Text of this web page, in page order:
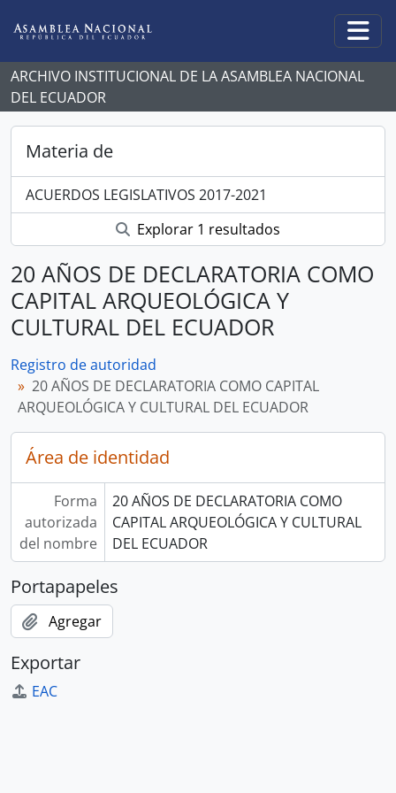
ARCHIVO INSTITUCIONAL DE LA ASAMBLEA NACIONAL
DEL ECUADOR
Materia de
ACUERDOS LEGISLATIVOS 2017-2021
Explorar 1 resultados
20 AÑOS DE DECLARATORIA COMO
CAPITAL ARQUEOLÓGICA Y
CULTURAL DEL ECUADOR
Registro de autoridad
20 AÑOS DE DECLARATORIA COMO CAPITAL
ARQUEOLÓGICA Y CULTURAL DEL ECUADOR
Área de identidad
Forma
autorizada
del nombre
20 AÑOS DE DECLARATORIA COMO
CAPITAL ARQUEOLÓGICA Y CULTURAL
DEL ECUADOR
Portapapeles
Agregar
Exportar
EAC